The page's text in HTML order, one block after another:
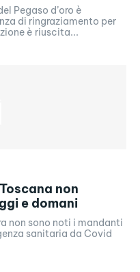
Pegaso d’oro è
di ringraziamento per
è riuscita...
non
e domani
non sono noti i mandanti
sanitaria da Covid